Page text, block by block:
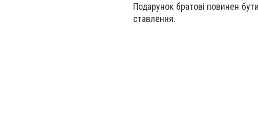
Подарунок братові повинен
ставлення.